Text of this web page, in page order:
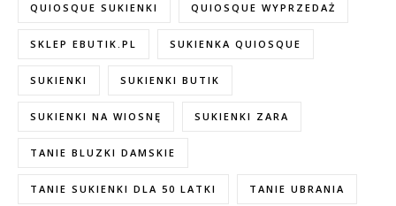
QUIOSQUE SUKIENKI QUIOSQUE WYPRZEDAŻ
SKLEP EBUTIK.PL SUKIENKA QUIOSQUE
SUKIENKI SUKIENKI BUTIK
SUKIENKI NA WIOSNĘ SUKIENKI ZARA
TANIE BLUZKI DAMSKIE
TANIE SUKIENKI DLA 50 LATKI TANIE UBRANIA